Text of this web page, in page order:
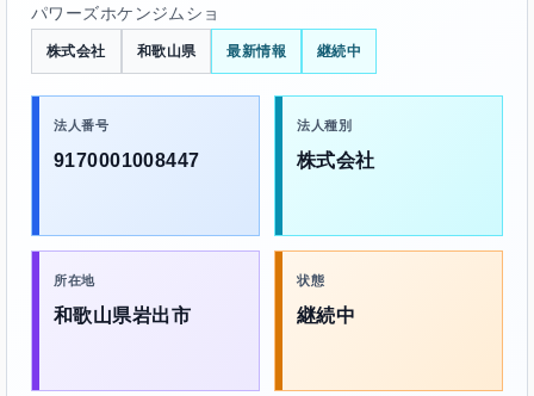
パワーズホケンジムショ
株式会社 和歌山県 最新情報 継続中
法人番号
9170001008447
法人種別
株式会社
所在地
和歌山県岩出市
状態
継続中